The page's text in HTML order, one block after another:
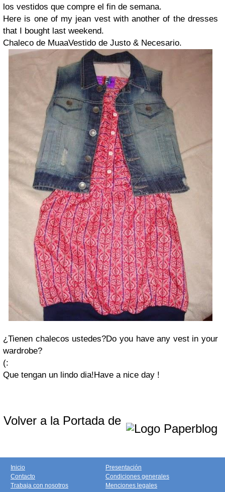
los vestidos que compre el fin de semana.
Here is one of my jean vest with another of the dresses
that I bought last weekend.
Chaleco de MuaaVestido de Justo & Necesario.
¿Tienen chalecos ustedes?Do you have any vest in your
wardrobe?
(:
Que tengan un lindo dia!Have a nice day !
Volver a la Portada de
Inicio
Contacto
Trabaja con nosotros
Presentación
Condiciones generales
Menciones legales